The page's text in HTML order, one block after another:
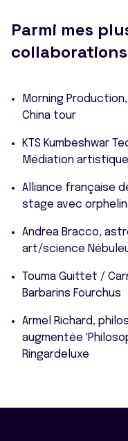
Parmi mes
collaborations
Morning
China tour
KTS Kumbeshwar
Médiation artistique
Alliance française
stage avec
Andrea Bracco,
art/science
Touma Guittet /
Barbarins Fourchus
Armel Richard,
augmentée
Ringardeluxe